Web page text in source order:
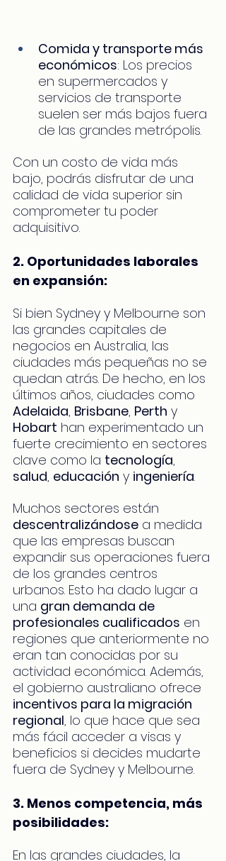
Comida y transporte más
económicos: Los precios
en supermercados y
servicios de transporte
suelen ser más bajos fuera
de las grandes metrópolis.
Con un costo de vida más
bajo, podrás disfrutar de una
calidad de vida superior sin
comprometer tu poder
adquisitivo.
2. Oportunidades laborales
en expansión:
Si bien Sydney y Melbourne son
las grandes capitales de
negocios en Australia, las
ciudades más pequeñas no se
quedan atrás. De hecho, en los
últimos años, ciudades como
Adelaida, Brisbane, Perth y
Hobart han experimentado un
fuerte crecimiento en sectores
clave como la tecnología,
salud, educación y ingeniería.
Muchos sectores están
descentralizándose a medida
que las empresas buscan
expandir sus operaciones fuera
de los grandes centros
urbanos. Esto ha dado lugar a
una gran demanda de
profesionales cualificados en
regiones que anteriormente no
eran tan conocidas por su
actividad económica. Además,
el gobierno australiano ofrece
incentivos para la migración
regional, lo que hace que sea
más fácil acceder a visas y
beneficios si decides mudarte
fuera de Sydney y Melbourne.
3. Menos competencia, más
posibilidades:
En las grandes ciudades, la